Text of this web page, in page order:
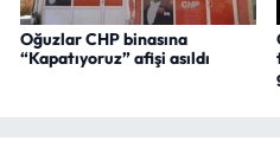
Oğuzlar CHP binasına
“Kapatıyoruz” afişi asıldı